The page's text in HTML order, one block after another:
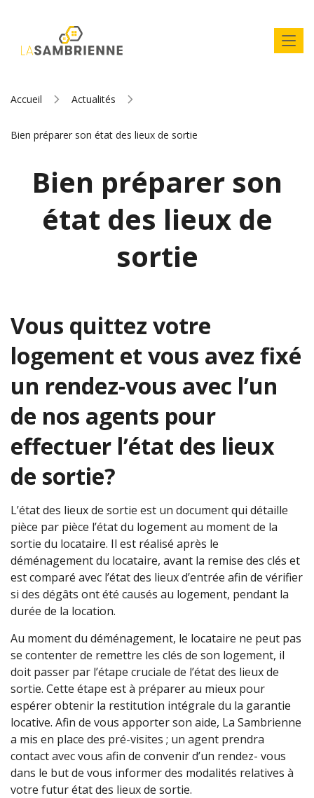
Accueil Actualités
Bien préparer son état des lieux de sortie
Bien préparer son
état des lieux de
sortie
Vous quittez votre
logement et vous avez fixé
un rendez-vous avec l’un
de nos agents pour
effectuer l’état des lieux
de sortie?
L’état des lieux de sortie est un document qui détaille
pièce par pièce l’état du logement au moment de la
sortie du locataire. Il est réalisé après le
déménagement du locataire, avant la remise des clés et
est comparé avec l’état des lieux d’entrée afin de vérifier
si des dégâts ont été causés au logement, pendant la
durée de la location.
Au moment du déménagement, le locataire ne peut pas
se contenter de remettre les clés de son logement, il
doit passer par l’étape cruciale de l’état des lieux de
sortie. Cette étape est à préparer au mieux pour
espérer obtenir la restitution intégrale du la garantie
locative. Afin de vous apporter son aide, La Sambrienne
a mis en place des pré-visites ; un agent prendra
contact avec vous afin de convenir d’un rendez- vous
dans le but de vous informer des modalités relatives à
votre futur état des lieux de sortie.